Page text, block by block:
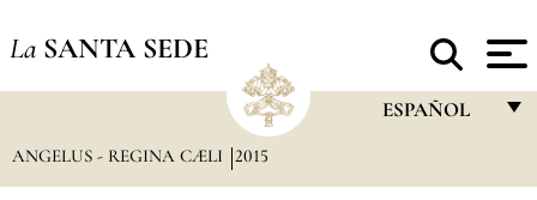
La SANTA SEDE
ESPAÑOL
ANGELUS - REGINA CÆLI 2015